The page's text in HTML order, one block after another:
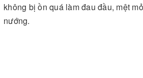
không bị ồn quá làm đau đầu, mệt
nướng.